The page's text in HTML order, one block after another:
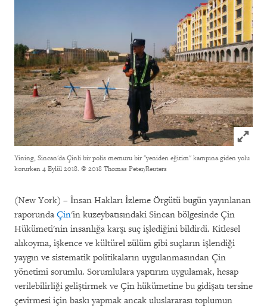
Click to
Yining, Sincan'da Çinli bir polis memuru bir "yeniden eğitim" kampına giden yolu
korurken 4 Eylül 2018. © 2018 Thomas Peter/Reuters
(New York) – İnsan Hakları İzleme Örgütü bugün yayınlanan
raporunda Çin'in kuzeybatısındaki Sincan bölgesinde Çin
Hükümeti'nin insanlığa karşı suç işlediğini bildirdi. Kitlesel
alıkoyma, işkence ve kültürel zülüm gibi suçların işlendiği
yaygın ve sistematik politikaların uygulanmasından Çin
yönetimi sorumlu. Sorumlulara yaptırım uygulamak, hesap
verilebilirliği geliştirmek ve Çin hükümetine bu gidişatı tersine
çevirmesi için baskı yapmak ancak uluslararası toplumun